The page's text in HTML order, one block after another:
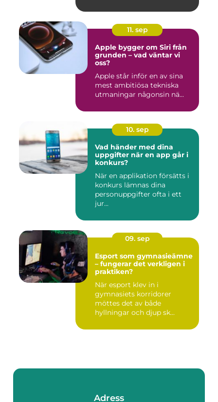
11. sep
Apple bygger om Siri från
grunden – vad väntar vi
oss?
Apple står inför en av sina
mest ambitiösa tekniska
utmaningar någonsin nä...
10. sep
Vad händer med dina
uppgifter när en app går i
konkurs?
När en applikation försätts i
konkurs lämnas dina
personuppgifter ofta i ett
jur...
09. sep
Esport som gymnasieämne
– fungerar det verkligen i
praktiken?
När esport klev in i
gymnasiets korridorer
möttes det av både
hyllningar och djup sk...
Adress